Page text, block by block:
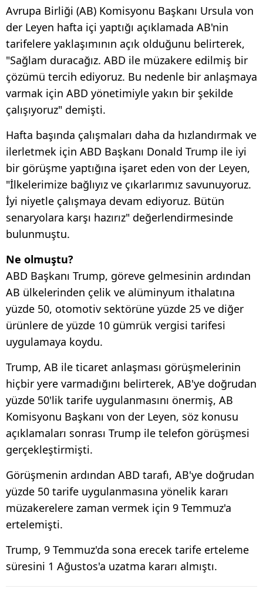
Avrupa Birliği (AB) Komisyonu Başkanı Ursula von
der Leyen hafta içi yaptığı açıklamada AB'nin
tarifelere yaklaşımının açık olduğunu belirterek,
"Sağlam duracağız. ABD ile müzakere edilmiş bir
çözümü tercih ediyoruz. Bu nedenle bir anlaşmaya
varmak için ABD yönetimiyle yakın bir şekilde
çalışıyoruz" demişti.
Hafta başında çalışmaları daha da hızlandırmak ve
ilerletmek için ABD Başkanı Donald Trump ile iyi
bir görüşme yaptığına işaret eden von der Leyen,
"İlkelerimize bağlıyız ve çıkarlarımız savunuyoruz.
İyi niyetle çalışmaya devam ediyoruz. Bütün
senaryolara karşı hazırız" değerlendirmesinde
bulunmuştu.
Ne olmuştu?
ABD Başkanı Trump, göreve gelmesinin ardından
AB ülkelerinden çelik ve alüminyum ithalatına
yüzde 50, otomotiv sektörüne yüzde 25 ve diğer
ürünlere de yüzde 10 gümrük vergisi tarifesi
uygulamaya koydu.
Trump, AB ile ticaret anlaşması görüşmelerinin
hiçbir yere varmadığını belirterek, AB'ye doğrudan
yüzde 50'lik tarife uygulanmasını önermiş, AB
Komisyonu Başkanı von der Leyen, söz konusu
açıklamaları sonrası Trump ile telefon görüşmesi
gerçekleştirmişti.
Görüşmenin ardından ABD tarafı, AB'ye doğrudan
yüzde 50 tarife uygulanmasına yönelik kararı
müzakerelere zaman vermek için 9 Temmuz'a
ertelemişti.
Trump, 9 Temmuz'da sona erecek tarife erteleme
süresini 1 Ağustos'a uzatma kararı almıştı.